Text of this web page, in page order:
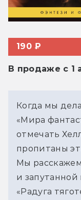
190 ₽
В продаже с 1
Когда мы
«Мира
отмечать
пропитаны
Мы
и
«Радуга